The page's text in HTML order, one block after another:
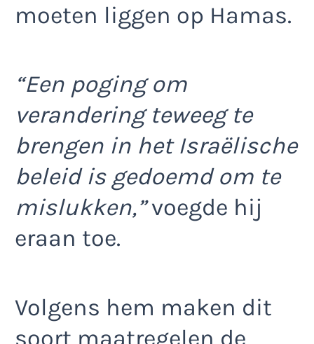
moeten liggen op Hamas.
“Een poging om
verandering teweeg te
brengen in het Israëlische
beleid is gedoemd om te
mislukken,”voegde hij
eraan toe.
Volgens hem maken dit
soort maatregelen de